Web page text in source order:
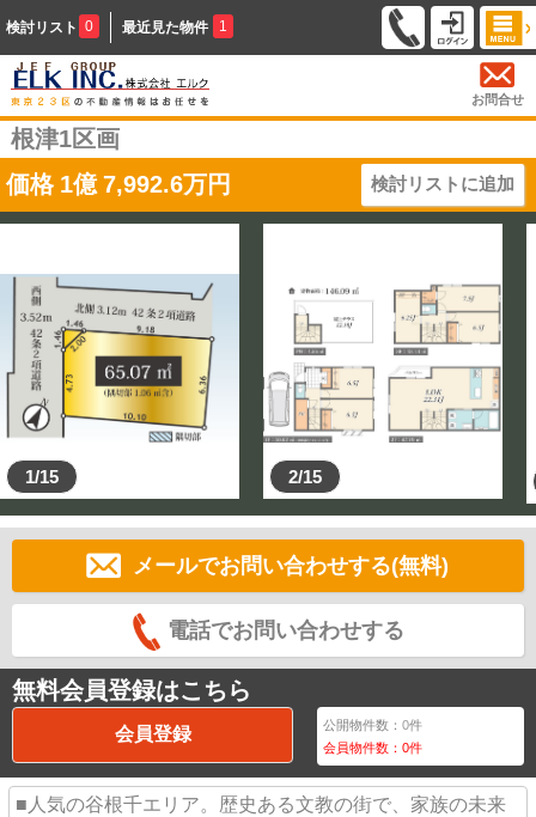
検討リスト 0 最近見た物件 1
お問合せ
根津1区画
価格 1億 7,992.6万円 検討リストに追加
1/15 2/15
メールでお問い合わせする(無料)
電話でお問い合わせする
無料会員登録はこちら
会員登録 公開物件数：0件
会員物件数：0件
■人気の谷根千エリア。歴史ある文教の街で、家族の未来